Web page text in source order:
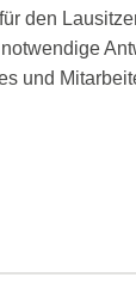
den
und